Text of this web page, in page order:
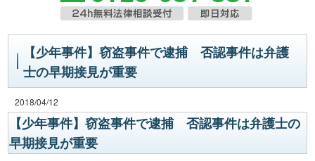
【少年事件】窃盗事件で逮捕 否認事件は弁護
士の早期接見が重要
2018/04/12
【少年事件】窃盗事件で逮捕 否認事件は弁護士の
早期接見が重要